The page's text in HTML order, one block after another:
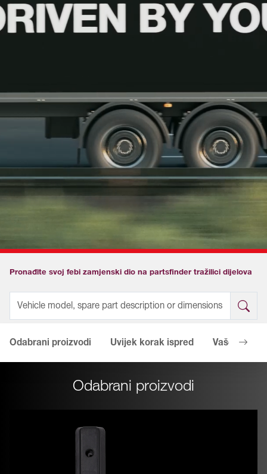
Pronađite svoj febi zamjenski dio na partsfinder tražilici dijelova
Odabrani proizvodi Uvijek korak ispred Vaše
Odabrani proizvodi